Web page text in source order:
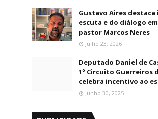
Gustavo Aires
escuta e do diálogo
pastor Marcos Neres
Julho 23, 2026
Deputado Daniel de
1º Circuito Guerreiros
celebra incentivo ao
Junho 30, 2025